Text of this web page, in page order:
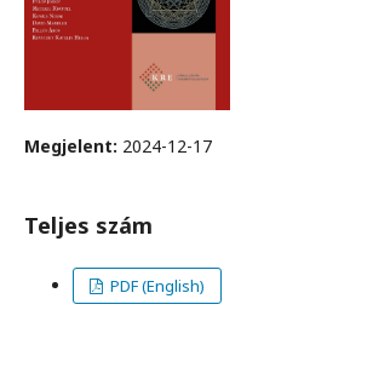
Megjelent: 2024-12-17
Teljes szám
PDF (English)